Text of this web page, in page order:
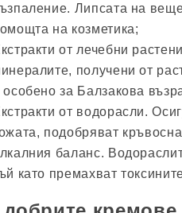
Липсата на
на козметика;
от лечебни
получени от
особено за Балзакова
от водорасли.
подобряват
баланс.
като премахват